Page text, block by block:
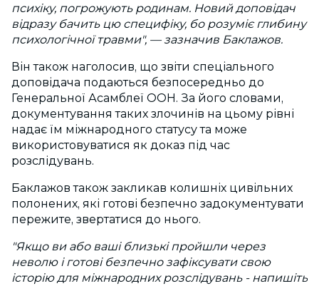
психіку, погрожують родинам. Новий доповідач
відразу бачить цю специфіку, бо розуміє глибину
психологічної травми", — зазначив Баклажов.
Він також наголосив, що звіти спеціального
доповідача подаються безпосередньо до
Генеральної Асамблеї ООН. За його словами,
документування таких злочинів на цьому рівні
надає їм міжнародного статусу та може
використовуватися як доказ під час
розслідувань.
Баклажов також закликав колишніх цивільних
полонених, які готові безпечно задокументувати
пережите, звертатися до нього.
"​Якщо ви або ваші близькі пройшли через
неволю і готові безпечно зафіксувати свою
історію для міжнародних розслідувань - напишіть